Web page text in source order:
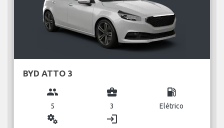
BYD ATTO 3
group
5
business_center
3
local_gas_station
Elétrico
miscellaneous_services login